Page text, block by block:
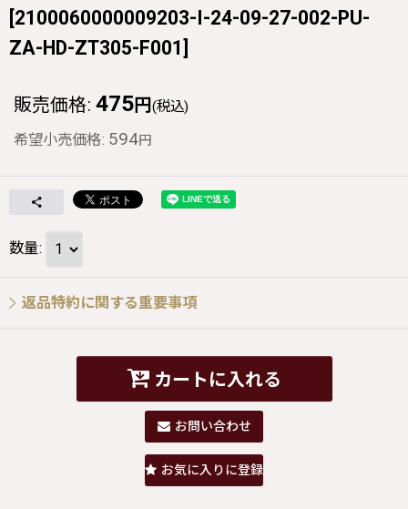
[2100060000009203-I-24-09-27-002-PU-
ZA-HD-ZT305-F001]
販売価格: 475円 (税込)
希望小売価格: 594円
数量:
返品特約に関する重要事項
カートに入れる
お問い合わせ
お気に入りに登録